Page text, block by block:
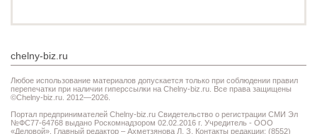
chelny-biz.ru
Любое использование материалов допускается только при соблюдении правил
перепечатки при наличии гиперссылки на Chelny-biz.ru. Все права защищены
©Chelny-biz.ru. 2012—2026.
Портал предпринимателей Chelny-biz.ru Свидетельство о регистрации СМИ Эл
№ФС77-64768 выдано Роскомнадзором 02.02.2016 г. Учредитель - ООО
«Деловой». Главный редактор – Ахметзянова Л. З. Контакты редакции: (8552)